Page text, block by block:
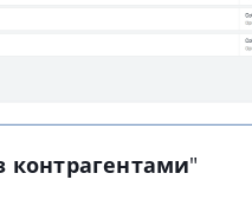
контрагентами"